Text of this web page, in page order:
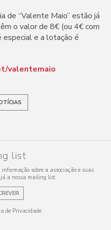
de “Valente Maio” estão já
o valor de 8€ (ou 4€ com
especial e a lotação é
valentemaio
list
sobre a associação e suas
a nossa mailing list.
de Privacidade